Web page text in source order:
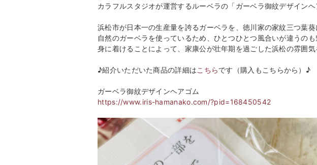
カラフルスタジオが運営するルーベラの「ガーベラ御紋デザイン
浜松市が日本一の生産量を誇るガーベラを、徳川家の家紋三つ葉
自然のガーベラを使っているため、ひとつひとつ風合いが違うのも
身に着けることによって、家康公が壮年期を過ごした浜松の雰囲
♪紹介いただいた商品の詳細はこちらです（購入もこちらから）♪
ガーベラ御紋デザインヘアゴム
https://www.iris-hamanako.com/?pid=168450542